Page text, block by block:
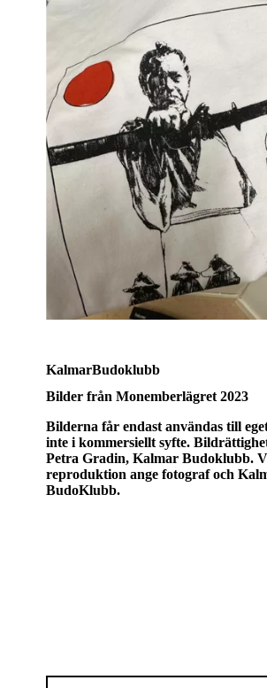
KalmarBudoklubb
Bilder från Monemberlägret 2023
Bilderna får endast användas till
inte i kommersiellt syfte.
Petra Gradin, Kalmar Budoklubb.
reproduktion ange fotograf och
BudoKlubb.